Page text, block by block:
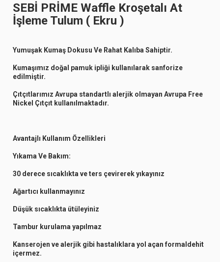
SEBİ PRİME Waffle Kroşetalı At
İşleme Tulum ( Ekru )
Yumuşak Kumaş Dokusu Ve Rahat Kalıba Sahiptir.
Kumaşımız doğal pamuk ipliği kullanılarak sanforize
edilmiştir.
Çıtçıtlarımız Avrupa standartlı alerjik olmayan Avrupa Free
Nickel Çıtçıt kullanılmaktadır.
Avantajlı Kullanım Özellikleri
Yıkama Ve Bakım:
30 derece sıcaklıkta ve ters çevirerek yıkayınız
Ağartıcı kullanmayınız
Düşük sıcaklıkta ütüleyiniz
Tambur kurulama yapılmaz
Kanserojen ve alerjik gibi hastalıklara yol açan formaldehit
içermez.